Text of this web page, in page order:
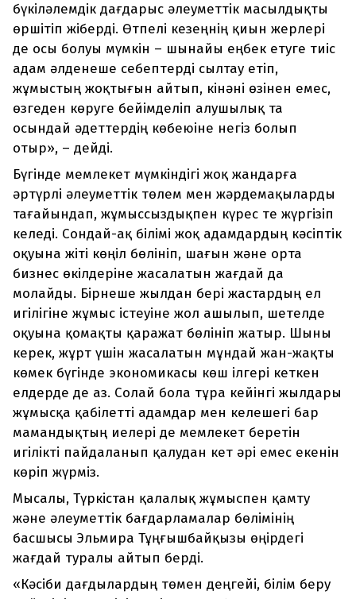
бүкіләлемдік дағдарыс әлеуметтік масылдықты
өршітіп жіберді. Өтпелі кезеңнің қиын жерлері
де осы болуы мүмкін – шынайы еңбек етуге тиіс
адам әлденеше себептерді сылтау етіп,
жұмыстың жоқтығын айтып, кінәні өзінен емес,
өзгеден көруге бейімделіп алушылық та
осындай әдеттердің көбеюіне негіз болып
отыр», – дейді.
Бүгінде мемлекет мүмкіндігі жоқ жандарға
әртүрлі әлеуметтік төлем мен жәрдемақыларды
тағайындап, жұмыссыздықпен күрес те жүргізіп
келеді. Сондай-ақ білімі жоқ адамдардың кәсіптік
оқуына жіті көңіл бөлініп, шағын және орта
бизнес өкілдеріне жасалатын жағдай да
молайды. Бірнеше жылдан бері жастардың ел
игілігіне жұмыс істеуіне жол ашылып, шетелде
оқуына қомақты қаражат бөлініп жатыр. Шыны
керек, жұрт үшін жасалатын мұндай жан-жақты
көмек бүгінде экономикасы көш ілгері кеткен
елдерде де аз. Солай бола тұра кейінгі жылдары
жұмысқа қабілетті адамдар мен келешегі бар
мамандықтың иелері де мемлекет беретін
игілікті пайдаланып қалудан кет әрі емес екенін
көріп жүрміз.
Мысалы, Түркістан қалалық жұмыспен қамту
және әлеуметтік бағдарламалар бөлімінің
басшысы Эльмира Тұңғышбайқызы өңірдегі
жағдай туралы айтып берді.
«Кәсіби дағдылардың төмен деңгейі, білім беру